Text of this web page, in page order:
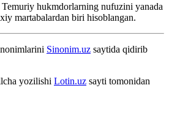
hukmdorlarning nufuzini yanada
martabalardan biri hisoblangan.
Sinonim.uz saytida qidirib
yozilishi Lotin.uz sayti tomonidan